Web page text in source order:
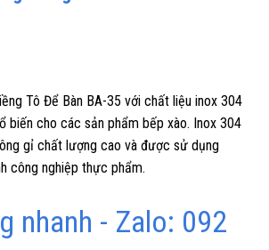
Tô Để Bàn BA-35 với chất liệu inox 304
biến cho các sản phẩm bếp xào. Inox 304
gỉ chất lượng cao và được sử dụng
công nghiệp thực phẩm.
nhanh - Zalo: 092